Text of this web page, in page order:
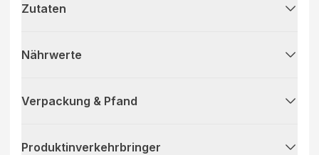
Zutaten
Nährwerte
Verpackung & Pfand
Produktinverkehrbringer